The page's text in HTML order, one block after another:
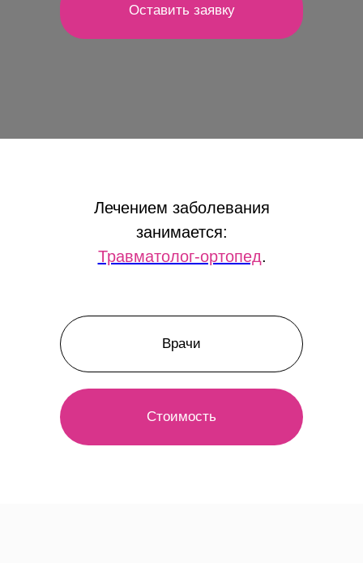
Оставить заявку
Врачи
Лечением заболевания
занимается:
Травматолог-ортопед.
Стоимость